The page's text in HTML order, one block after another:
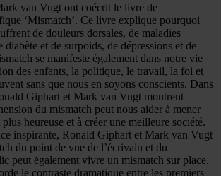
van Vugt ont coécrit le livre de
‘Mismatch’. Ce livre explique pourquoi
de douleurs dorsales, de maladies
diabète et de surpoids, de dépressions et de
se manifeste également dans notre vie
des enfants, la politique, le travail, la foi et
sans que nous en soyons conscients. Dans
Giphart et Mark van Vugt montrent
du mismatch peut nous aider à mener
heureuse et à créer une meilleure société.
inspirante, Ronald Giphart et Mark van Vugt
du point de vue de l’écrivain et du
peut également vivre un mismatch sur place.
le contraste dramatique entre les premiers